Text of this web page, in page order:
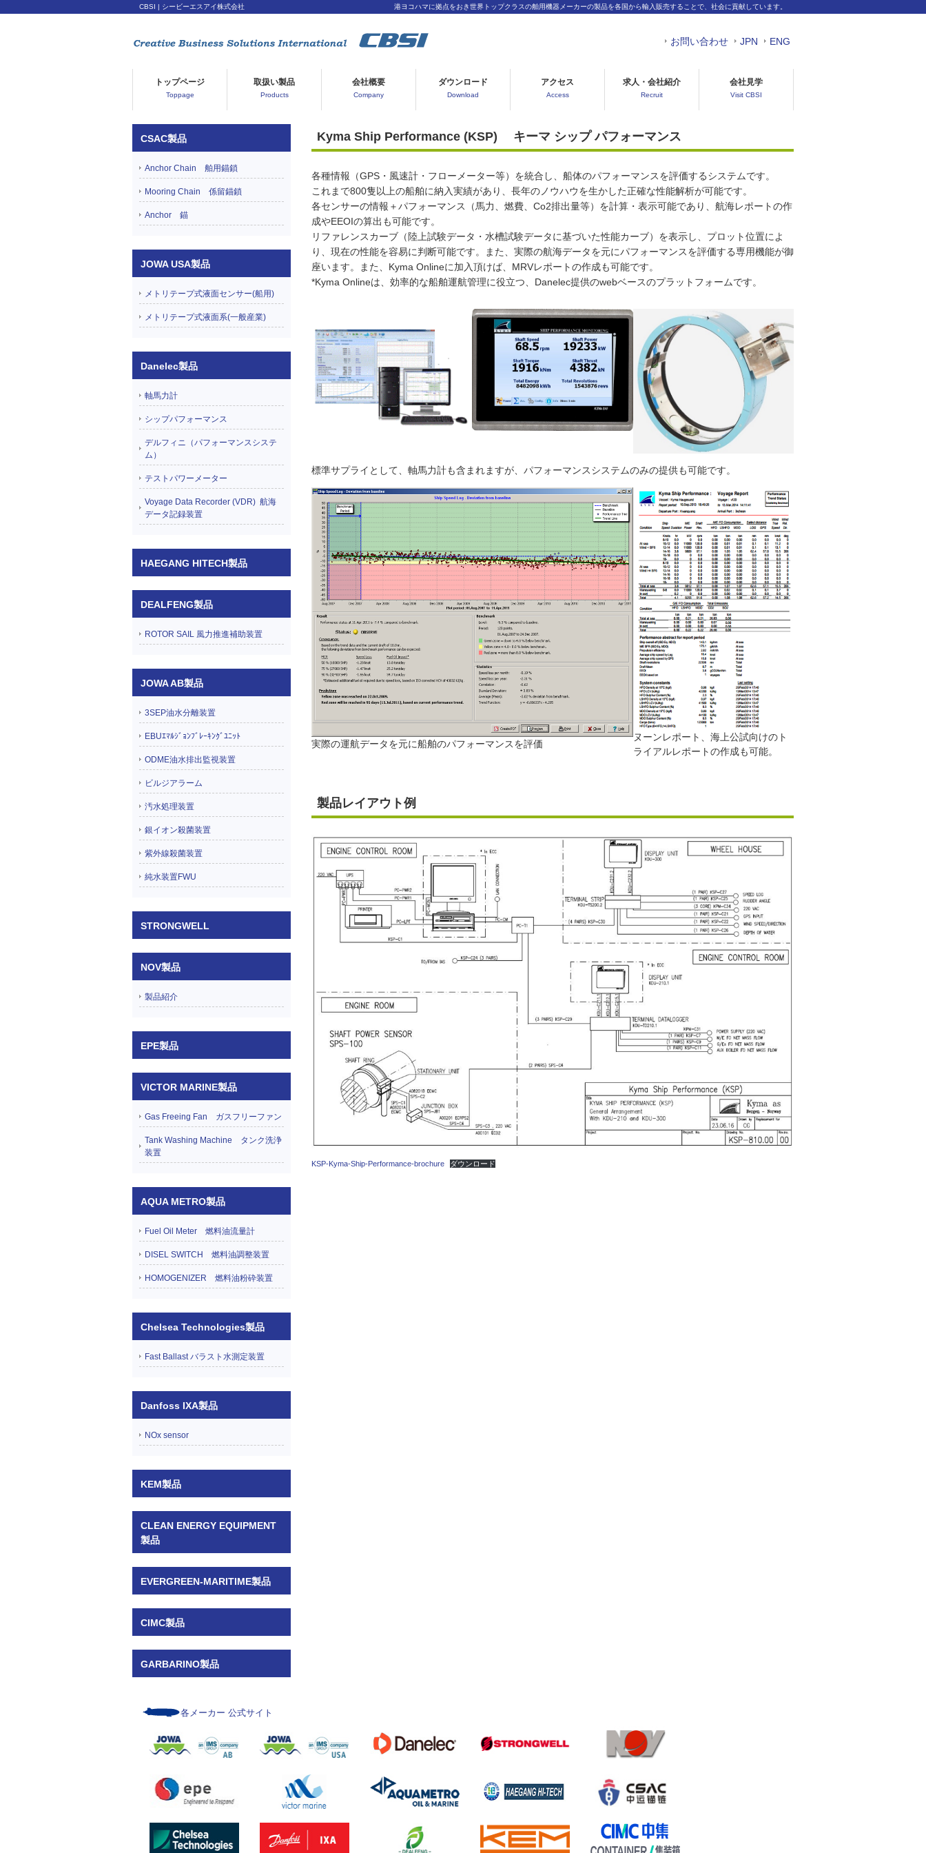
CBSI | シービーエスアイ株式会社 港ヨコハマに拠点をおき世界トップクラスの舶用機器メーカーの製品を各国から輸入販売することで、社会に貢献しています。
お問い合わせ JPN ENG
トップページ
Toppage
取扱い製品
Products
会社概要
Company
ダウンロード
Download
アクセス
Access
求人・会社紹介
Recruit
会社見学
Visit CBSI
Kyma Ship Performance (KSP) キーマ シップ パフォーマンス
各種情報（GPS・風速計・フローメーター等）を統合し、船体のパフォーマンスを評価するシステムです。
これまで800隻以上の船舶に納入実績があり、長年のノウハウを生かした正確な性能解析が可能です。
各センサーの情報＋パフォーマンス（馬力、燃費、Co2排出量等）を計算・表示可能であり、航海レポートの作
成やEEOIの算出も可能です。
リファレンスカーブ（陸上試験データ・水槽試験データに基づいた性能カーブ）を表示し、プロット位置によ
り、現在の性能を容易に判断可能です。また、実際の航海データを元にパフォーマンスを評価する専用機能が御
座います。また、Kyma Onlineに加入頂けば、MRVレポートの作成も可能です。
*Kyma Onlineは、効率的な船舶運航管理に役立つ、Danelec提供のwebベースのプラットフォームです。
標準サプライとして、軸馬力計も含まれますが、パフォーマンスシステムのみの提供も可能です。
実際の運航データを元に船舶のパフォーマンスを評価
ヌーンレポート、海上公試向けのト
ライアルレポートの作成も可能。
製品レイアウト例
KSP-Kyma-Ship-Performance-brochure ダウンロード
CSAC製品
Anchor Chain 舶用錨鎖
Mooring Chain 係留錨鎖
Anchor 錨
JOWA USA製品
メトリテープ式液面センサー(船用)
メトリテープ式液面系(一般産業)
Danelec製品
軸馬力計
シップパフォーマンス
デルフィニ（パフォーマンスシステ
ム）
テストパワーメーター
Voyage Data Recorder (VDR) 航海
データ記録装置
HAEGANG HITECH製品
DEALFENG製品
ROTOR SAIL 風力推進補助装置
JOWA AB製品
3SEP油水分離装置
EBUｴﾏﾙｼﾞｮﾝﾌﾞﾚｰｷﾝｸﾞﾕﾆｯﾄ
ODME油水排出監視装置
ビルジアラーム
汚水処理装置
銀イオン殺菌装置
紫外線殺菌装置
純水装置FWU
STRONGWELL
NOV製品
製品紹介
EPE製品
VICTOR MARINE製品
Gas Freeing Fan ガスフリーファン
Tank Washing Machine タンク洗浄
装置
AQUA METRO製品
Fuel Oil Meter 燃料油流量計
DISEL SWITCH 燃料油調整装置
HOMOGENIZER 燃料油粉砕装置
Chelsea Technologies製品
Fast Ballast バラスト水測定装置
Danfoss IXA製品
NOx sensor
KEM製品
CLEAN ENERGY EQUIPMENT
製品
EVERGREEN-MARITIME製品
CIMC製品
GARBARINO製品
各メーカー 公式サイト